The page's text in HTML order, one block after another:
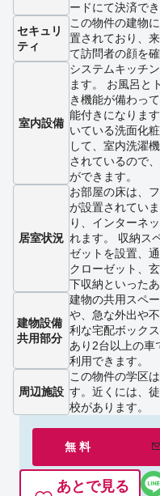
ードにて決済でき
セキュリ
ティ
この物件の建物
置されており、
て訪問者の顔を
室内設備
システムキッチ
ます。 お風呂と
き機能が備わっ
能付きになりま
いている洗面化
して、室内洗濯
されているので
ができます。
居室状況
お部屋の床は、
が設置されてい
り、インターネ
れます。 収納ス
ゼットを設置、
クローゼット、
下収納といった
建物設備
共用部分
建物の共用スペ
や、急な外出や
利な宅配ボック
あり2台以上の車
利用できます。
周辺施設
この物件の学区
す。近くには、
校があります。
無 料
あとで見る